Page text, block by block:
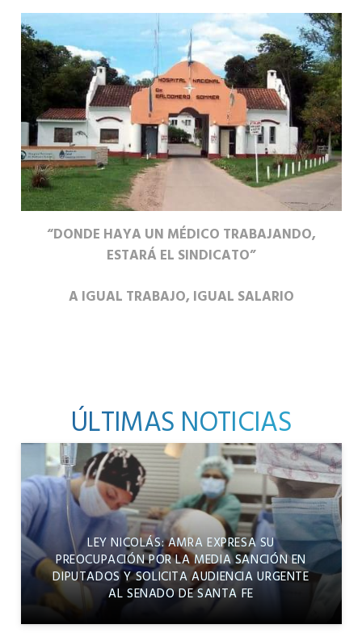
“DONDE HAYA UN MÉDICO TRABAJANDO,
ESTARÁ EL SINDICATO”
A IGUAL TRABAJO, IGUAL SALARIO
ÚLTIMAS NOTICIAS
LEY NICOLÁS: AMRA EXPRESA SU
PREOCUPACIÓN POR LA MEDIA SANCIÓN EN
DIPUTADOS Y SOLICITA AUDIENCIA URGENTE
AL SENADO DE SANTA FE